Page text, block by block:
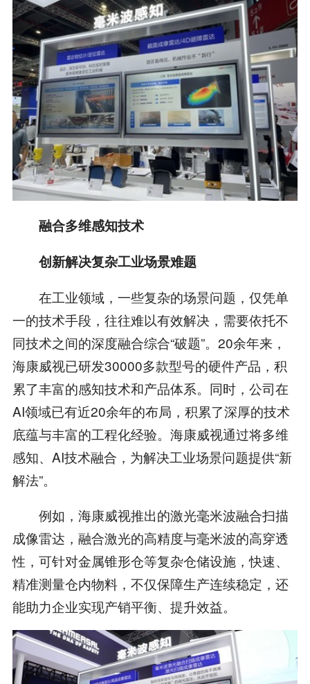
融合多维感知技术
创新解决复杂工业场景难题
在工业领域，一些复杂的场景问题，仅凭单
一的技术手段，往往难以有效解决，需要依托不
同技术之间的深度融合综合“破题”。20余年来，
海康威视已研发30000多款型号的硬件产品，积
累了丰富的感知技术和产品体系。同时，公司在
AI领域已有近20余年的布局，积累了深厚的技术
底蕴与丰富的工程化经验。海康威视通过将多维
感知、AI技术融合，为解决工业场景问题提供“新
解法”。
例如，海康威视推出的激光毫米波融合扫描
成像雷达，融合激光的高精度与毫米波的高穿透
性，可针对金属锥形仓等复杂仓储设施，快速、
精准测量仓内物料，不仅保障生产连续稳定，还
能助力企业实现产销平衡、提升效益。